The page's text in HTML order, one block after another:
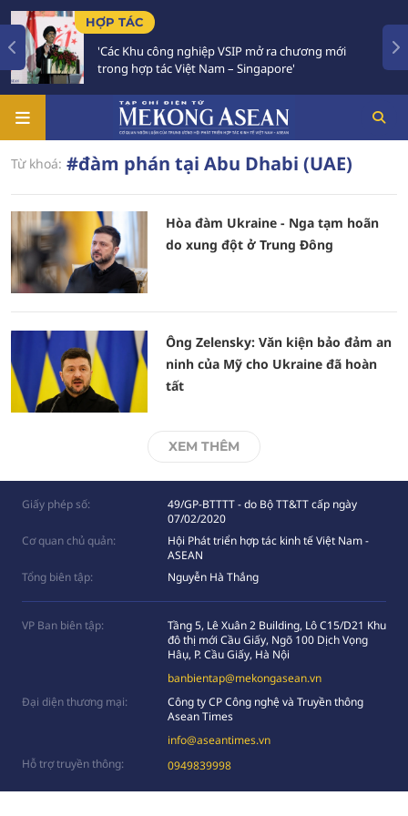
HỢP TÁC
'Các Khu công nghiệp VSIP mở ra chương mới
trong hợp tác Việt Nam – Singapore'
Từ khoá: #đàm phán tại Abu Dhabi (UAE)
Hòa đàm Ukraine - Nga tạm hoãn
do xung đột ở Trung Đông
Ông Zelensky: Văn kiện bảo đảm an
ninh của Mỹ cho Ukraine đã hoàn
tất
XEM THÊM
Giấy phép số:
49/GP-BTTTT - do Bộ TT&TT cấp ngày
07/02/2020
Cơ quan chủ quản:
Hội Phát triển hợp tác kinh tế Việt Nam -
ASEAN
Tổng biên tập:
Nguyễn Hà Thắng
VP Ban biên tập:
Tầng 5, Lê Xuân 2 Building, Lô C15/D21 Khu
đô thị mới Cầu Giấy, Ngõ 100 Dịch Vọng
Hâụ, P. Cầu Giấy, Hà Nội
banbientap@mekongasean.vn
Đại diện thương mại:
Công ty CP Công nghệ và Truyền thông
Asean Times
info@aseantimes.vn
Hỗ trợ truyền thông:
0949839998